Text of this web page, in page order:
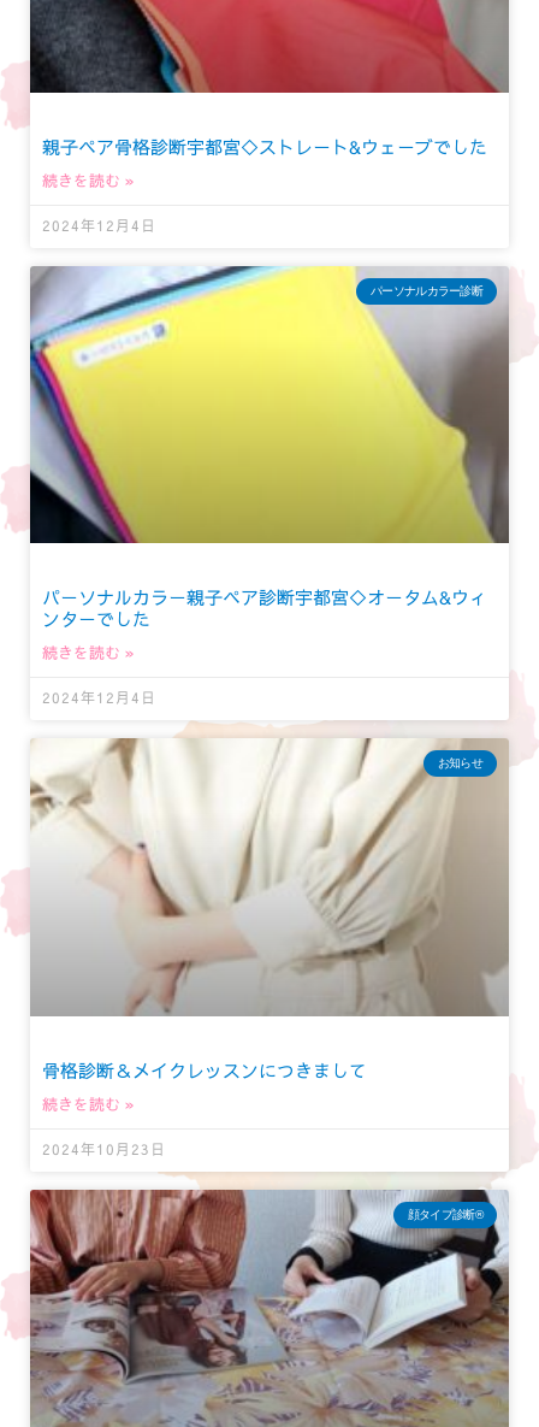
親子ペア骨格診断宇都宮◇ストレート&ウェーブでした
続きを読む »
2024年12月4日
パーソナルカラー診断
パーソナルカラー親子ペア診断宇都宮◇オータム&ウィ
ンターでした
続きを読む »
2024年12月4日
お知らせ
骨格診断＆メイクレッスンにつきまして
続きを読む »
2024年10月23日
顔タイプ診断®︎